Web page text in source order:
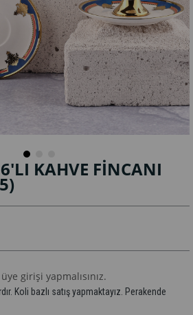
KAHVE FİNCANI
girişi yapmalısınız.
Koli bazlı satış yapmaktayız. Perakende